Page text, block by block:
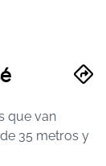
que van
35 metros y